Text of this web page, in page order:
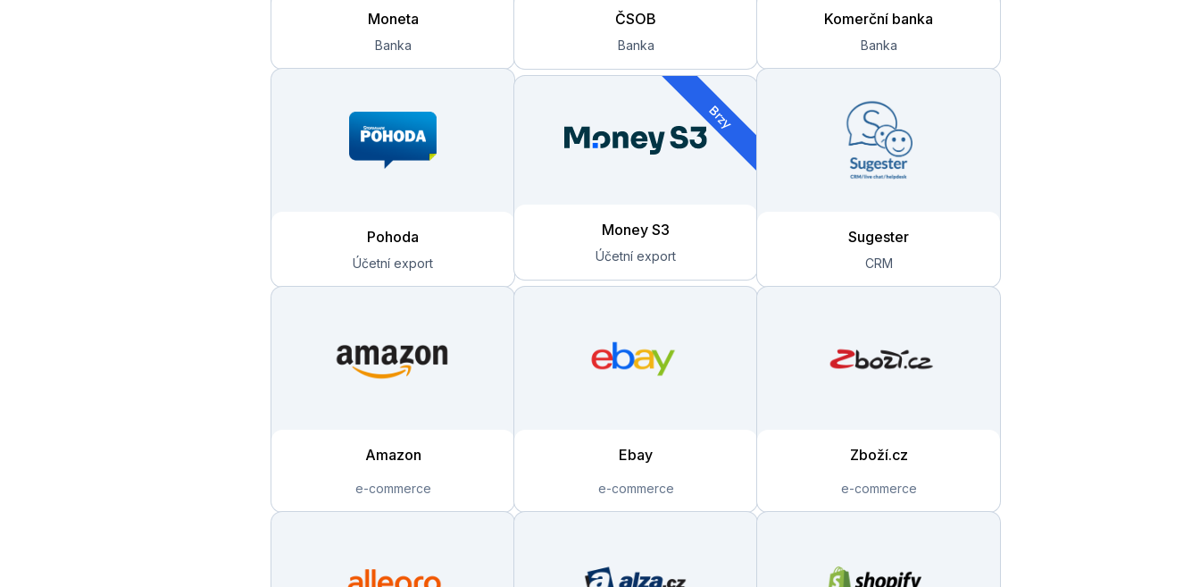
Moneta ČSOB Komerční banka
Pohoda
Brzy
Money S3 Sugester
Amazon Ebay Zboží.cz